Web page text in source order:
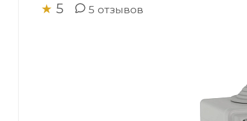
★ 5 5 отзывов